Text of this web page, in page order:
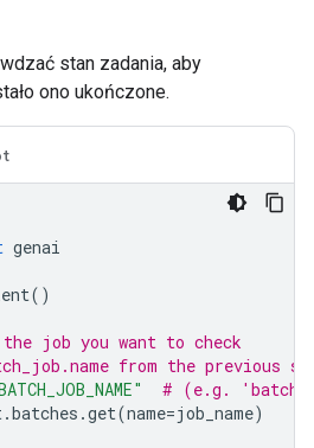
stan zadania, aby
ono ukończone.
genai
()
job you want to check
from the previous
# (e.g.
.batches .get(name=job_name)